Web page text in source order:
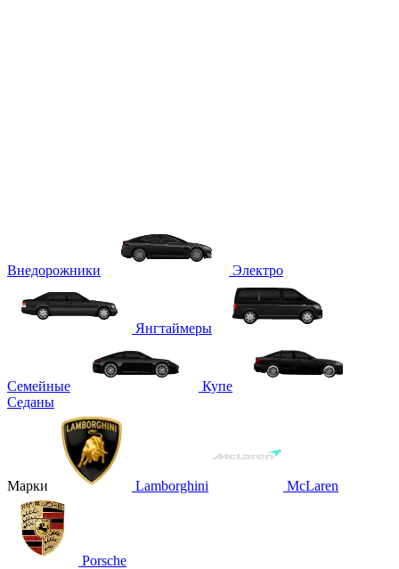
Внедорожники Электро
Янгтаймеры
Семейные
Купе
Седаны
Марки Lamborghini McLaren
Porsche